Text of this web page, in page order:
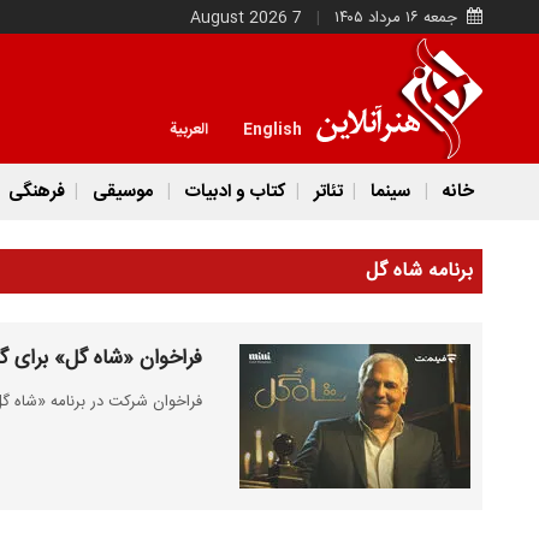
جمعه ۱۶ مرداد ۱۴۰۵ 7 August 2026
English العربية
خانه سینما تئاتر کتاب و ادبیات موسیقی فرهنگی
برنامه شاه گل
فراخوان «شاه گل»
فراخوان شرکت در برنامه